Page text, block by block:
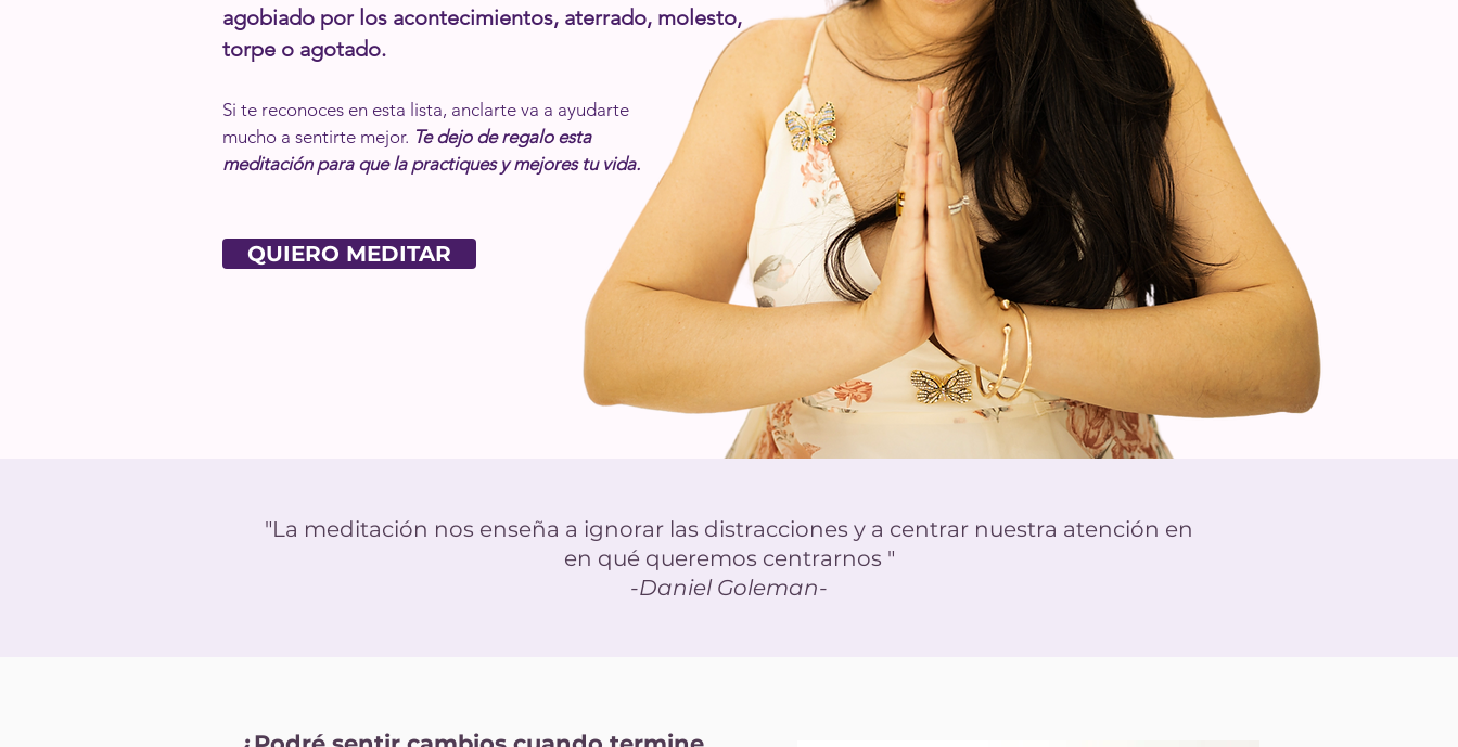
agobiado por los acontecimientos, aterrado, molesto,
torpe o agotado.
Si te reconoces en esta lista, anclarte va a ayudarte
mucho a sentirte mejor. Te dejo de regalo esta
meditación para que la practiques y mejores tu vida.
QUIERO MEDITAR
"La meditación nos enseña a ignorar las distracciones y a centrar nuestra atención en
en qué queremos centrarnos "
-Daniel Goleman-